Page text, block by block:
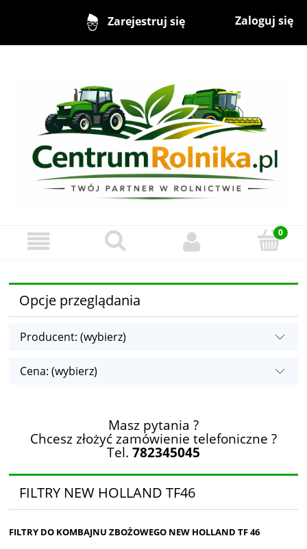
Zarejestruj się Zaloguj się
Opcje przeglądania
Producent: (wybierz)
Cena: (wybierz)
Masz pytania ?
Chcesz złożyć zamówienie telefoniczne ?
Tel. 782345045
FILTRY NEW HOLLAND TF46
FILTRY DO KOMBAJNU ZBOŻOWEGO NEW HOLLAND TF 46